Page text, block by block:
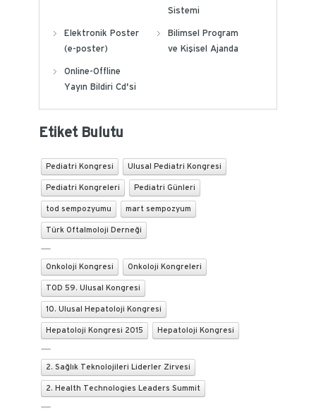
Sistemi
Elektronik Poster
(e-poster)
Bilimsel Program
ve Kişisel Ajanda
Online-Offline
Yayın Bildiri Cd'si
Etiket Bulutu
Pediatri Kongresi Ulusal Pediatri Kongresi
Pediatri Kongreleri Pediatri Günleri
tod sempozyumu mart sempozyum
Türk Oftalmoloji Derneği
Onkoloji Kongresi Onkoloji Kongreleri
TOD 59. Ulusal Kongresi
10. Ulusal Hepatoloji Kongresi
Hepatoloji Kongresi 2015 Hepatoloji Kongresi
2. Sağlık Teknolojileri Liderler Zirvesi
2. Health Technologies Leaders Summit